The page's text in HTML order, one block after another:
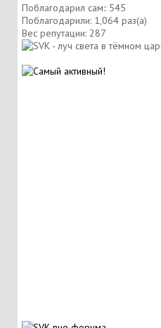
Поблагодарил сам:: 545
Поблагодарили: 1,064 раз(а)
Вес репутации: 287